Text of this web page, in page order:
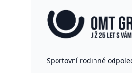
Sportovní rodinné